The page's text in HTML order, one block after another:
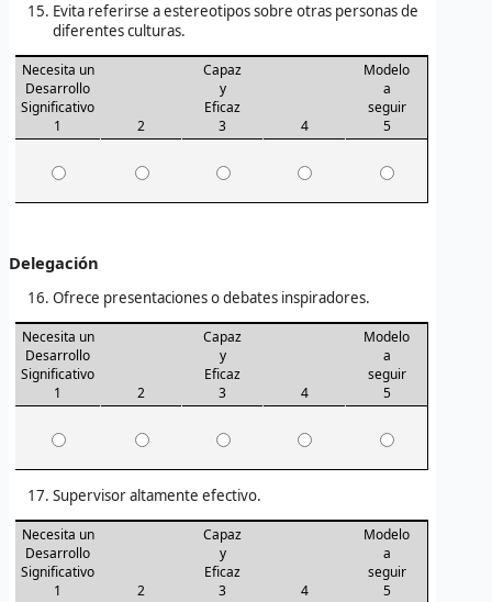
Evita referirse a estereotipos sobre otras personas de
diferentes culturas.
Necesita un
Desarrollo
Significativo
1
2
Capaz
y
Eficaz
3
4
Modelo
a
seguir
5
Delegación
Ofrece presentaciones o debates inspiradores.
Necesita un
Desarrollo
Significativo
1
2
Capaz
y
Eficaz
3
4
Modelo
a
seguir
5
Supervisor altamente efectivo.
Necesita un
Desarrollo
Significativo
1
2
Capaz
y
Eficaz
3
4
Modelo
a
seguir
5